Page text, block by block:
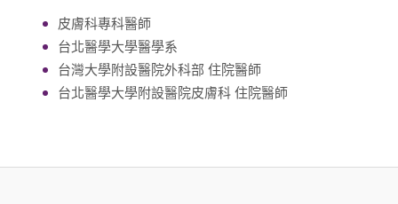
皮膚科專科醫師
台北醫學大學醫學系
台灣大學附設醫院外科部 住院醫師
台北醫學大學附設醫院皮膚科 住院醫師